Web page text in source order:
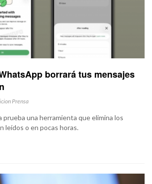
borrará tus mensajes
Prensa
prueba una herramienta que elimina los
leídos o en pocas horas.